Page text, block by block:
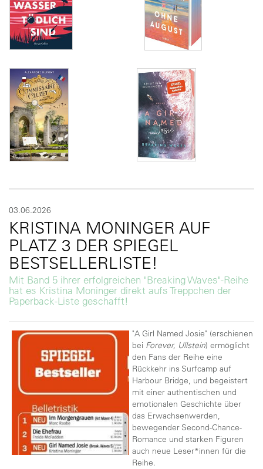
03.06.2026
KRISTINA MONINGER AUF
PLATZ 3 DER SPIEGEL
BESTSELLERLISTE!
Mit Band 5 ihrer erfolgreichen "Breaking Waves"-Reihe
hat es Kristina Moninger direkt aufs Treppchen der
Paperback-Liste geschafft!
"A Girl Named Josie" (erschienen
bei Forever, Ullstein) ermöglicht
den Fans der Reihe eine
Rückkehr ins Surfcamp auf
Harbour Bridge, und begeistert
mit einer authentischen und
emotionalen Geschichte über
das Erwachsenwerden,
bewegender Second-Chance-
Romance und starken Figuren
auch neue Leser*innen für die
Reihe.